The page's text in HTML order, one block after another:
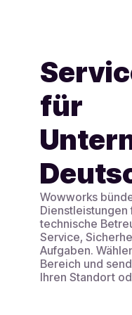
Weitere
für
Wowworks
Dienstleistungen
technische
Service,
Aufgaben.
Bereich und
Ihren Standort